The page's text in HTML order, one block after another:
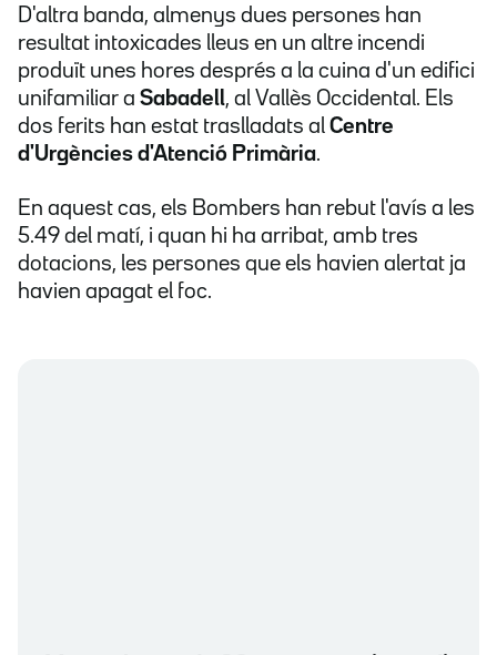
D'altra banda, almenys dues persones han
resultat intoxicades lleus en un altre incendi
produït unes hores després a la cuina d'un edifici
unifamiliar a Sabadell, al Vallès Occidental. Els
dos ferits han estat traslladats al Centre
d'Urgències d'Atenció Primària.
En aquest cas, els Bombers han rebut l'avís a les
5.49 del matí, i quan hi ha arribat, amb tres
dotacions, les persones que els havien alertat ja
havien apagat el foc.